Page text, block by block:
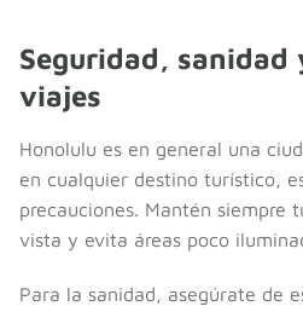
Seguridad, sanidad
viajes
Honolulu es en general una
en cualquier destino turístico,
precauciones. Mantén siempre
vista y evita áreas poco
Para la sanidad, asegúrate de